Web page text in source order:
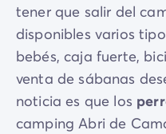
tener que salir del
disponibles varios
bebés, caja fuerte,
venta de sábanas
noticia es que los
camping Abri de